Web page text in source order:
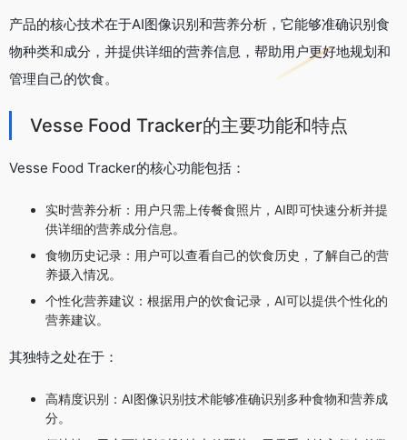
产品的核心技术在于AI图像识别和营养分析，它能够准确识别食
物种类和成分，并提供详细的营养信息，帮助用户更好地规划和
管理自己的饮食。
Vesse Food Tracker的主要功能和特点
Vesse Food Tracker的核心功能包括：
实时营养分析：用户只需上传餐食照片，AI即可快速分析并提
供详细的营养成分信息。
食物历史记录：用户可以查看自己的饮食历史，了解自己的营
养摄入情况。
个性化营养建议：根据用户的饮食记录，AI可以提供个性化的
营养建议。
其独特之处在于：
高精度识别：AI图像识别技术能够准确识别多种食物和营养成
分。